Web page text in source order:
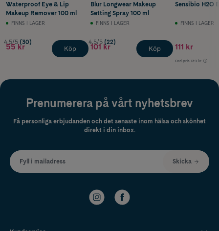
Waterproof Eye & Lip
Makeup Remover 100 ml
FINNS I LAGER
4.5/5 (30)
55 kr Köp
Blur Longwear Makeup
Setting Spray 100 ml
FINNS I LAGER
4.5/5 (22)
101 kr Köp
Sensibio H2O
FINNS I LAGER
111 kr
Ord.pris 139 kr
Prenumerera på vårt nyhetsbrev
Få personliga erbjudanden och det senaste inom hälsa och skönhet
direkt i din inbox.
Fyll i mailadress Skicka